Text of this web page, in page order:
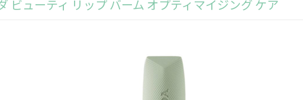
ビューティ リップ バーム オプティマイジング ケア